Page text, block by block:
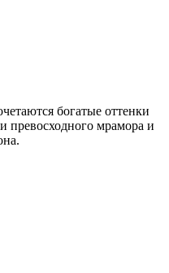
богатые оттенки
превосходного мрамора и